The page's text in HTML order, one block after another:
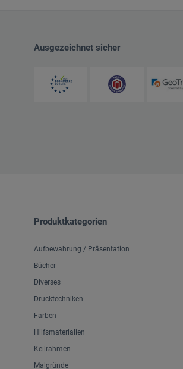
Ausgezeichnet sicher
Produktkategorien
Aufbewahrung / Präsentation
Bücher
Diverses
Drucktechniken
Farben
Hilfsmaterialien
Keilrahmen
Malgründe